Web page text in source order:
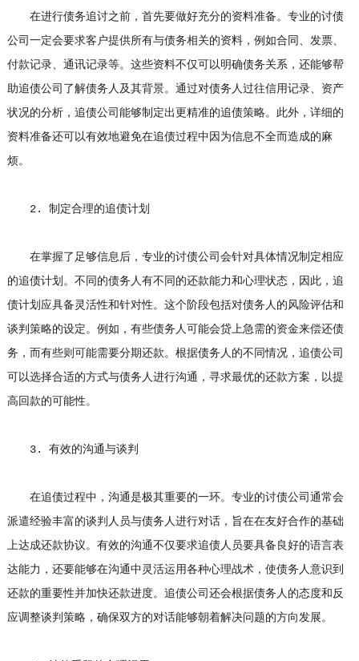
在进行债务追讨之前，首先要做好充分的资料准备。专业的讨债
公司一定会要求客户提供所有与债务相关的资料，例如合同、发票、
付款记录、通讯记录等。这些资料不仅可以明确债务关系，还能够帮
助追债公司了解债务人及其背景。通过对债务人过往信用记录、资产
状况的分析，追债公司能够制定出更精准的追债策略。此外，详细的
资料准备还可以有效地避免在追债过程中因为信息不全而造成的麻
烦。
2. 制定合理的追债计划
在掌握了足够信息后，专业的讨债公司会针对具体情况制定相应
的追债计划。不同的债务人有不同的还款能力和心理状态，因此，追
债计划应具备灵活性和针对性。这个阶段包括对债务人的风险评估和
谈判策略的设定。例如，有些债务人可能会贷上急需的资金来偿还债
务，而有些则可能需要分期还款。根据债务人的不同情况，追债公司
可以选择合适的方式与债务人进行沟通，寻求最优的还款方案，以提
高回款的可能性。
3. 有效的沟通与谈判
在追债过程中，沟通是极其重要的一环。专业的讨债公司通常会
派遣经验丰富的谈判人员与债务人进行对话，旨在在友好合作的基础
上达成还款协议。有效的沟通不仅要求追债人员要具备良好的语言表
达能力，还要能够在沟通中灵活运用各种心理战术，使债务人意识到
还款的重要性并加快还款进度。追债公司还会根据债务人的态度和反
应调整谈判策略，确保双方的对话能够朝着解决问题的方向发展。